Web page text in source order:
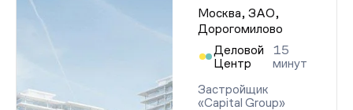
Москва, ЗАО,
Дорогомилово
Деловой
Центр
15
минут
Застройщик
«Capital Group»